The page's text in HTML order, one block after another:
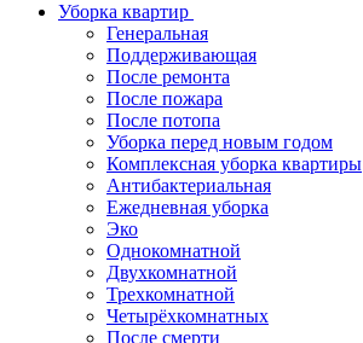
Уборка квартир
Генеральная
Поддерживающая
После ремонта
После пожара
После потопа
Уборка перед новым годом
Комплексная уборка квартиры
Антибактериальная
Ежедневная уборка
Эко
Однокомнатной
Двухкомнатной
Трехкомнатной
Четырёхкомнатных
После смерти